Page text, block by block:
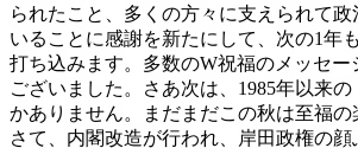
られたこと、多くの方々に支えられて
いることに感謝を新たにして、次の1年
打ち込みます。多数のW祝福のメッセー
ございました。さあ次は、1985年以来
かありません。まだまだこの秋は至福の
さて、内閣改造が行われ、岸田政権の